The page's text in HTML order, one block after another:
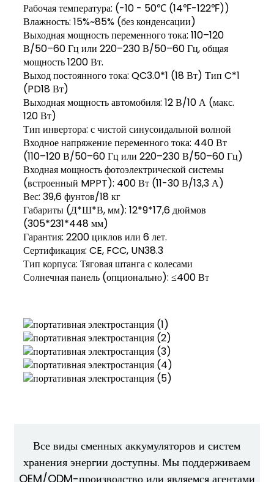
Рабочая температура: (-10 - 50℃ (14℉-122℉))
Влажность: 15%~85% (без конденсации)
Выходная мощность переменного тока: 110–120
В/50–60 Гц или 220–230 В/50–60 Гц, общая
мощность 1200 Вт.
Выход постоянного тока: QC3.0*1 (18 Вт) Тип C*1
(PD18 Вт)
Выходная мощность автомобиля: 12 В/10 А (макс.
120 Вт)
Тип инвертора: с чистой синусоидальной волной
Входное напряжение переменного тока: 440 Вт
(110–120 В/50–60 Гц или 220–230 В/50–60 Гц)
Входная мощность фотоэлектрической системы
(встроенный MPPT): 400 Вт (11-30 В/13,3 А)
Вес: 39,6 фунтов/18 кг
Габариты (Д*Ш*В, мм): 12*9*17,6 дюймов
(305*231*448 мм)
Гарантия: 2200 циклов или 6 лет.
Сертификация: CE, FCC, UN38.3
Тип корпуса: Тяговая штанга с колесами
Солнечная панель (опционально): ≤400 Вт
Все виды сменных аккумуляторов и систем
хранения энергии доступны. Мы поддерживаем
OEM/ODM-производство или являемся агентами